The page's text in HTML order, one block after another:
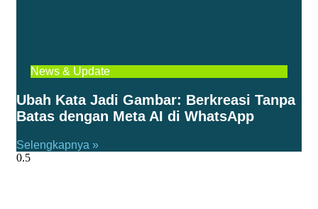
News & Update
Ubah Kata Jadi Gambar: Berkreasi Tanpa
Batas dengan Meta AI di WhatsApp
Selengkapnya »